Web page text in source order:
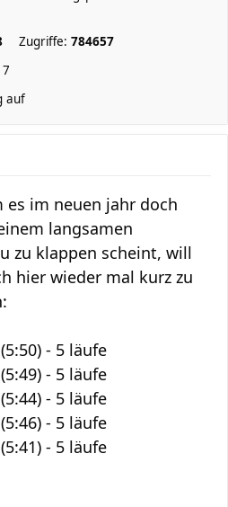
Zugriffe: 784657
auf
es im neuen jahr doch
langsamen
zu klappen scheint, will
hier wieder mal kurz zu
- 5 läufe
- 5 läufe
- 5 läufe
- 5 läufe
- 5 läufe